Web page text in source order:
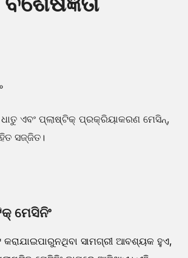
ଏବଂ ପ୍ଲାଷ୍ଟିକ୍ ପ୍ରକ୍ରିୟାକରଣ ମେସିନ୍,
ସଜ୍ଜିତ।
ମେସିନିଂ
ସାମଗ୍ରୀ ଆବଶ୍ୟକ ହୁଏ,